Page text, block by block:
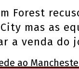
Forest
mas as
a venda do
ao